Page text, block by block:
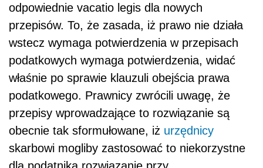
odpowiednie vacatio legis dla nowych
przepisów. To, że zasada, iż prawo nie działa
wstecz wymaga potwierdzenia w przepisach
podatkowych wymaga potwierdzenia, widać
właśnie po sprawie klauzuli obejścia prawa
podatkowego. Prawnicy zwrócili uwagę, że
przepisy wprowadzające to rozwiązanie są
obecnie tak sformułowane, iż urzędnicy
skarbowi mogliby zastosować to niekorzystne